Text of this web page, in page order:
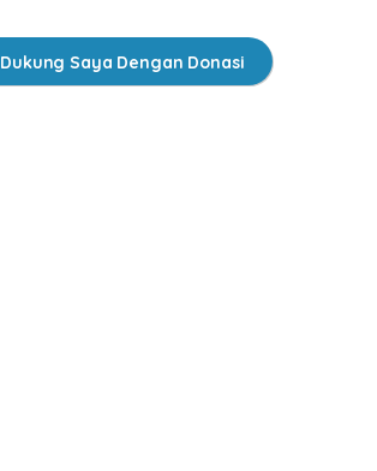
Dukung Saya Dengan Donasi